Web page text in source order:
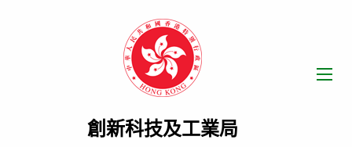
創新科技及工業局